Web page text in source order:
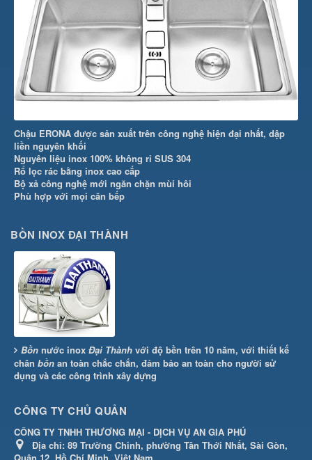
Chậu ERONA được sản xuất trên công nghệ hiện đại nhất, dập
liền nguyên khối
Nguyên liệu inox 100% không rỉ SUS 304
Rổ lọc rác bằng inox cao cấp
Bộ xả công nghệ mới ngăn chặn mùi hôi
Phù hợp với mọi căn bếp
BỒN INOX ĐẠI THÀNH
Bồn nước inox Đại Thành với độ bền trên 10 năm, với thiết kế
chân bồn an toàn chắc chắn, đảm bảo an toàn cho người sử
dụng và các công trình xây dựng
CÔNG TY CHỦ QUẢN
CÔNG TY TNHH THƯƠNG MẠI - DỊCH VỤ AN GIA PHÚ
Địa chỉ: 89 Trường Chinh, phường Tân Thới Nhất, Sài Gòn,